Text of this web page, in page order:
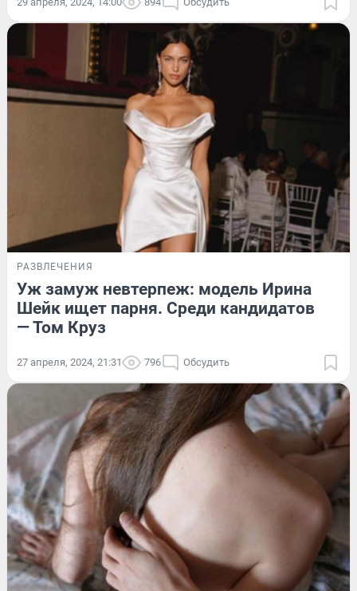
РАЗВЛЕЧЕНИЯ
Уж замуж невтерпеж: модель Ирина
Шейк ищет парня. Среди кандидатов
— Том Круз
27 апреля, 2024, 21:31 796 Обсудить